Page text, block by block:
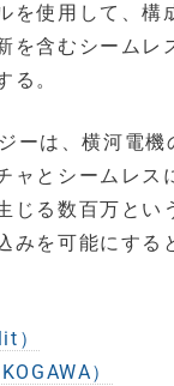
を使用して、構
を含むシームレ
る。
ーは、横河電機
ャとシームレス
じる数百万とい
みを可能にする
）
）